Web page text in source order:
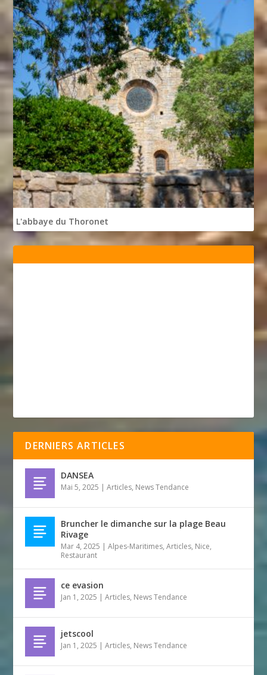
L'abbaye du Thoronet
DERNIERS ARTICLES
DANSEA
Mai 5, 2025 |Articles, News Tendance
Bruncher le dimanche sur la plage Beau
Rivage
Mar 4, 2025 |Alpes-Maritimes,Articles, Nice,
Restaurant
ce evasion
Jan 1, 2025 |Articles, News Tendance
jetscool
Jan 1, 2025 |Articles, News Tendance